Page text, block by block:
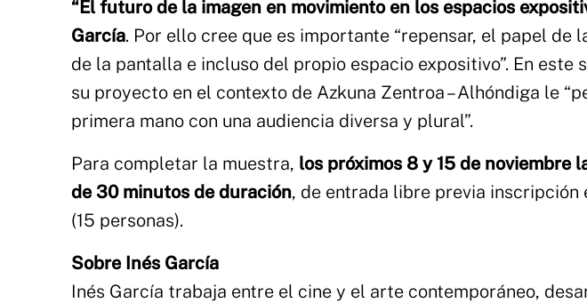
“El futuro de la imagen en movimiento en los espacios
García. Por ello cree que es importante “repensar, el papel de
de la pantalla e incluso del propio espacio expositivo”. En
su proyecto en el contexto de Azkuna Zentroa – Alhóndiga le
primera mano con una audiencia diversa y plural”.
Para completar la muestra, los próximos 8 y 15 de noviembre
de 30 minutos de duración, de entrada libre previa
(15 personas).
Sobre Inés García
Inés García trabaja entre el cine y el arte contemporáneo,